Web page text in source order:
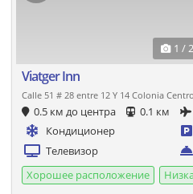
1 /
Viatger Inn
Calle 51 # 28 entre 12 Y 14 Colonia Centro
0.5 км до центра 0.1 км
Кондиционер
Телевизор
Хорошее расположение